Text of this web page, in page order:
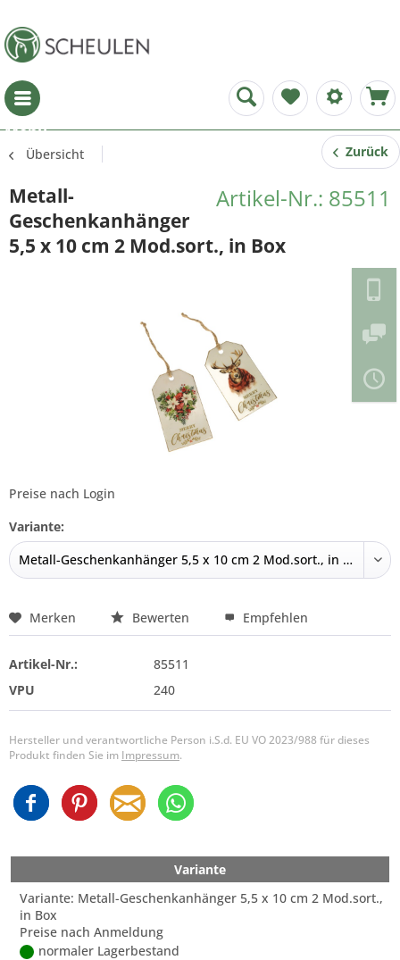
Menü
Übersicht Zurück
Artikel-Nr.: 85511
Metall-
Geschenkanhänger
5,5 x 10 cm 2 Mod.sort., in Box
Preise nach Login
Variante:
Merken Bewerten Empfehlen
Artikel-Nr.:
85511
VPU
240
Hersteller und verantwortliche Person i.S.d. EU VO 2023/988 für dieses
Produkt finden Sie im Impressum.
Variante
Variante: Metall-Geschenkanhänger 5,5 x 10 cm 2 Mod.sort.,
in Box
Preise nach Anmeldung
normaler Lagerbestand